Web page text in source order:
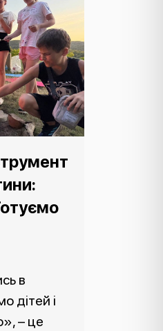
в
дітей і
– це